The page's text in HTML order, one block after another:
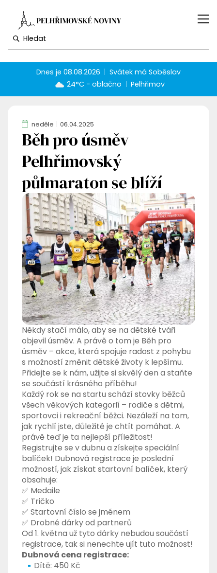
Dnes je08.08.2026 Svátek má Soběslav
24°C - oblačno
Pelhřimov
neděle 06.04.2025
Běh pro úsměv
Pelhřimovský
půlmaraton se blíží
Někdy stačí málo, aby se na dětské tváři
objevil úsměv. A právě o tom je Běh pro
úsměv – akce, která spojuje radost z pohybu
s možností změnit dětské životy k lepšímu.
Přidejte se k nám, užijte si skvělý den a staňte
se součástí krásného příběhu!
Každý rok se na startu schází stovky běžců
všech věkových kategorií – rodiče s dětmi,
sportovci i rekreační běžci. Nezáleží na tom,
jak rychlí jste, důležité je chtít pomáhat. A
právě teď je ta nejlepší příležitost!
Registrujte se v dubnu a získejte speciální
balíček! Dubnová registrace je poslední
možností, jak získat startovní balíček, který
obsahuje:
✅ Medaile
✅ Tričko
✅ Startovní číslo se jménem
✅ Drobné dárky od partnerů
Od 1. května už tyto dárky nebudou součástí
registrace, tak si nenechte ujít tuto možnost!
Dubnová cena registrace:
Dítě: 450 Kč